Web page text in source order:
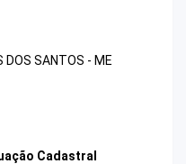
DOS SANTOS - ME
Cadastral